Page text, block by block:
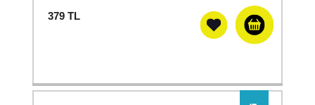
379 TL